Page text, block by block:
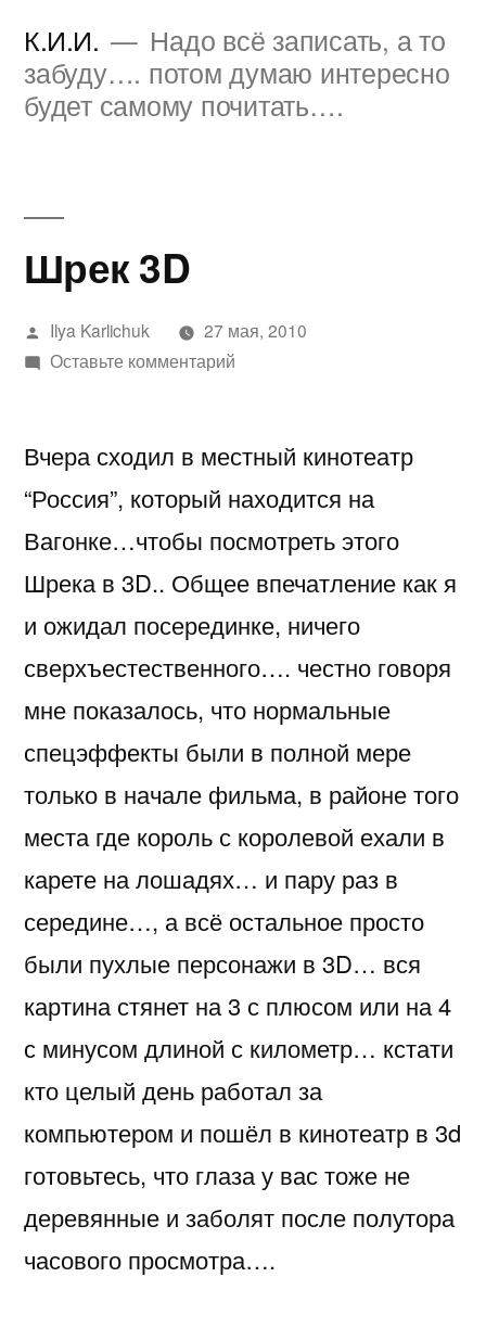
содержимому
К.И.И.
Надо всё записать, а то
забуду…. потом думаю интересно
будет самому почитать….
Шрек 3D
Написано
автором
Ilya Karlichuk
27 мая, 2010
Оставьте комментарийк
Вчера сходил в местный кинотеатр
“Россия”, который находится на
Вагонке…чтобы посмотреть этого
Шрека в 3D.. Общее впечатление как я
и ожидал посерединке, ничего
сверхъестественного…. честно говоря
мне показалось, что нормальные
спецэффекты были в полной мере
только в начале фильма, в районе того
места где король с королевой ехали в
карете на лошадях… и пару раз в
середине…, а всё остальное просто
были пухлые персонажи в 3D… вся
картина стянет на 3 с плюсом или на 4
с минусом длиной с километр… кстати
кто целый день работал за
компьютером и пошёл в кинотеатр в 3d
готовьтесь, что глаза у вас тоже не
деревянные и заболят после полутора
часового просмотра….